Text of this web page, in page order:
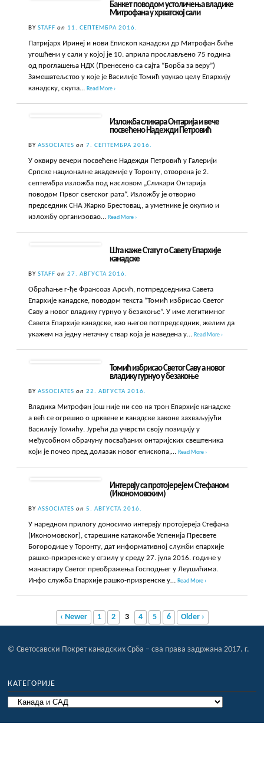
Банкет поводом устоличења владике
Митрофана у хрватској сали
BYSTAFF on 11. СЕПТЕМБРА 2016.
Патријарх Иринеј и нови Епископ канадски др Митрофан биће
угошћени у сали у којој је 10. априла прослављено 75 година
од проглашења НДХ (Пренесено са сајта “Борба за веру”)
Замешатељство у које је Василије Томић увукао целу Епархију
канадску, скупа…Read More ›
Изложба сликара Онтарија и вече
посвећено Надежди Петровић
BYASSOCIATES on 7. СЕПТЕМБРА 2016.
У оквиру вечери посвећене Надежди Петровић у Галерији
Српске националне академије у Торонту, отворена је 2.
септембра изложба под насловом „Сликари Онтарија
поводом Првог светског рата“. Изложбу је отворио
председник СНА Жарко Брестовац, а уметнике је окупио и
изложбу организовао…Read More ›
Шта каже Статут о Савету Епархије
канадске
BYSTAFF on 27. АВГУСТА 2016.
Обраћање г-ђе Франсоаз Арсић, потпредседника Савета
Епархије канадске, поводом текста “Томић избрисао Светог
Саву а новог владику гурнуо у безакоње”. У име легитимног
Савета Епархије канадске, као његов потпредседник, желим да
укажем на једну нетачну ствар која је наведена у…Read More ›
Томић избрисао Светог Саву а новог
владику гурнуо у безакоње
BYASSOCIATES on 22. АВГУСТА 2016.
Владика Митрофан још није ни сео на трон Епархије канадске
а већ се огрешио о црквене и канадске законе захваљујући
Василију Томићу. Јурећи да учврсти своју позицију у
међусобном обрачуну посвађаних онтаријских свештеника
који је почео пред долазак новог епископа,…Read More ›
Интервју са протојерејем Стефаном
(Икономовским)
BYASSOCIATES on 5. АВГУСТА 2016.
У наредном прилогу доносимо интервју протојереја Стефана
(Икономовског), старешине катакомбе Успенија Пресвете
Богородице у Торонту, дат информативној служби епархије
рашко-призренске у егзилу у среду 27. јула 2016. године у
манастиру Светог преображења Господњег у Леушићима.
Инфо служба Епархије рашко-призренске у…Read More ›
‹ Newer 1 2 3 4 5 6 Older ›
© Светосавски Покрет канадских Срба – сва права задржана 2017. г.
КАТЕГОРИЈЕ
Категорије